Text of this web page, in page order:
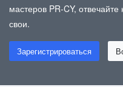
мастеров PR-CY,
свои.
Зарегистрироваться